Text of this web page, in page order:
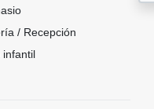
/ Recepción
infantil